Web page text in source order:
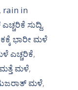
, rain in
ಸುದ್ದಿ,
ಭಾರೀ ಮಳೆ
ಎಚ್ಚರಿಕೆ,
ಮಳೆ,
ಮಳೆ,